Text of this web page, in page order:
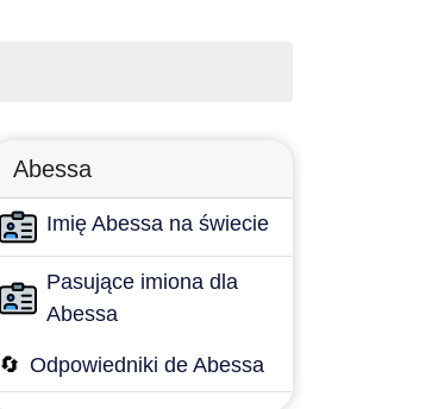
Abessa
Imię Abessa na świecie
Pasujące imiona dla
Abessa
🔄 Odpowiedniki de Abessa